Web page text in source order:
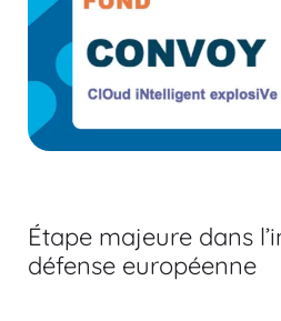
Étape majeure dans
défense européenne